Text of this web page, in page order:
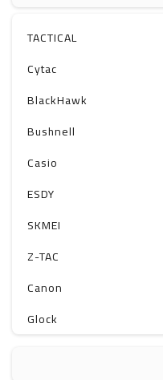
სხვა
Off-Road
TACTICAL
Cytac
BlackHawk
Bushnell
Casio
ESDY
SKMEI
Z-TAC
Canon
Glock